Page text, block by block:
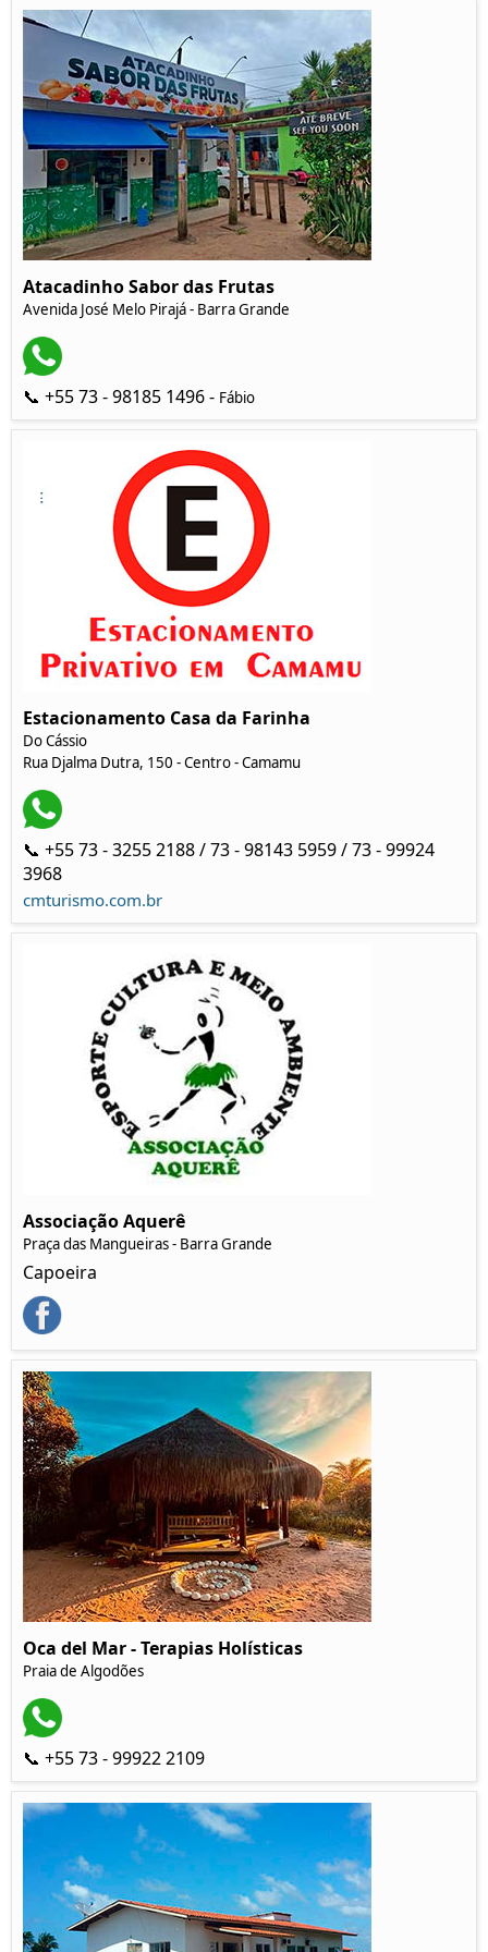
Atacadinho Sabor das Frutas
Avenida José Melo Pirajá - Barra Grande
📞 +55 73 - 98185 1496 - Fábio
Estacionamento Casa da Farinha
Do Cássio
Rua Djalma Dutra, 150 - Centro - Camamu
📞 +55 73 - 3255 2188 / 73 - 98143 5959 / 73 - 99924
3968
cmturismo.com.br
Associação Aquerê
Praça das Mangueiras - Barra Grande
Capoeira
Oca del Mar - Terapias Holísticas
Praia de Algodões
📞 +55 73 - 99922 2109